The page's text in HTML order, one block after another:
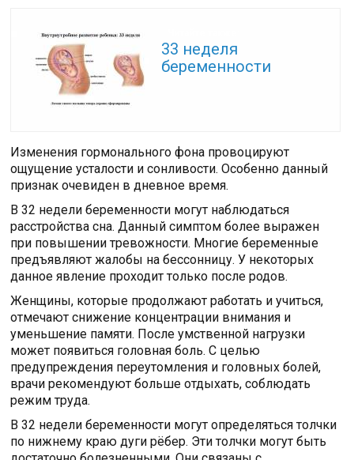
33 неделя
беременности
Изменения гормонального фона провоцируют
ощущение усталости и сонливости. Особенно данный
признак очевиден в дневное время.
В 32 недели беременности могут наблюдаться
расстройства сна. Данный симптом более выражен
при повышении тревожности. Многие беременные
предъявляют жалобы на бессонницу. У некоторых
данное явление проходит только после родов.
Женщины, которые продолжают работать и учиться,
отмечают снижение концентрации внимания и
уменьшение памяти. После умственной нагрузки
может появиться головная боль. С целью
предупреждения переутомления и головных болей,
врачи рекомендуют больше отдыхать, соблюдать
режим труда.
В 32 недели беременности могут определяться толчки
по нижнему краю дуги рёбер. Эти толчки могут быть